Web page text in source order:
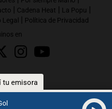
tu emisora
| Cadena Heat | La Popu |
Legal | Política de Privacidad
en